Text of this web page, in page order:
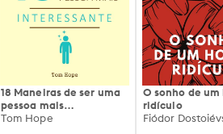
18 Maneiras de ser uma
pessoa mais
interessante
Tom Hope
O sonho de um
ridículo
Fiódor